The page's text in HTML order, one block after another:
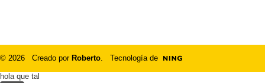
© 2026 Creado por Roberto. Tecnología de
hola que tal